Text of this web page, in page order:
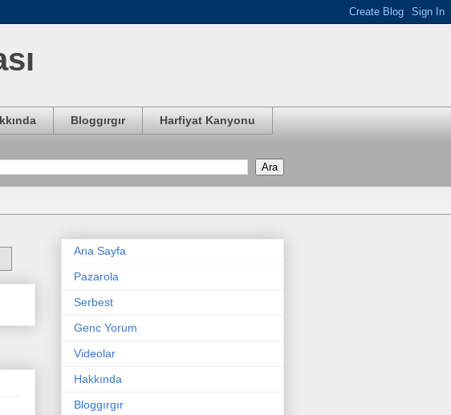
Bloggırgır Harfiyat Kanyonu
Ana Sayfa
Pazarola
Serbest
Genc Yorum
Videolar
Hakkında
Bloggırgır